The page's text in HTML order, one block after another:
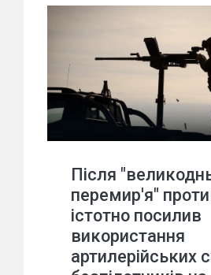
Після
перемир'я"
істотно посилив
використання
артилерійських